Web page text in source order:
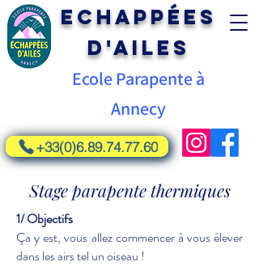
Echappées
d'Ailes
Ecole Parapente à
Annecy
+33(0)6.89.74.77.60
Stage parapente thermiques
1/ Objectifs
Ça y est, vous allez commencer à vous élever
dans les airs tel un oiseau !